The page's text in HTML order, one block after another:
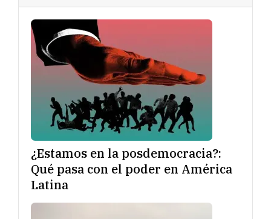
¿Estamos en la posdemocracia?:
Qué pasa con el poder en América
Latina